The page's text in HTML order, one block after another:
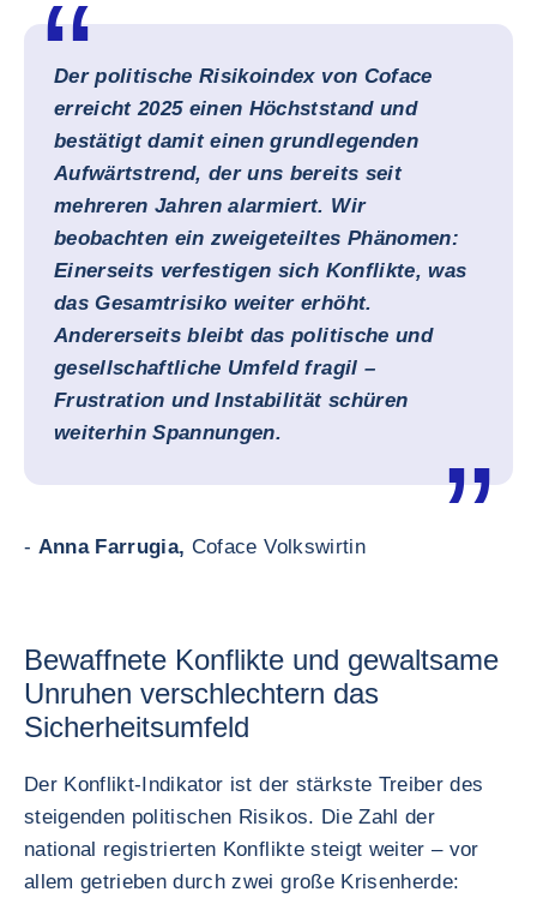
Der politische Risikoindex von Coface
erreicht 2025 einen Höchststand und
bestätigt damit einen grundlegenden
Aufwärtstrend, der uns bereits seit
mehreren Jahren alarmiert. Wir
beobachten ein zweigeteiltes Phänomen:
Einerseits verfestigen sich Konflikte, was
das Gesamtrisiko weiter erhöht.
Andererseits bleibt das politische und
gesellschaftliche Umfeld fragil –
Frustration und Instabilität schüren
weiterhin Spannungen.
- Anna Farrugia, Coface Volkswirtin
Bewaffnete Konflikte und gewaltsame
Unruhen verschlechtern das
Sicherheitsumfeld
Der Konflikt-Indikator ist der stärkste Treiber des
steigenden politischen Risikos. Die Zahl der
national registrierten Konflikte steigt weiter – vor
allem getrieben durch zwei große Krisenherde: